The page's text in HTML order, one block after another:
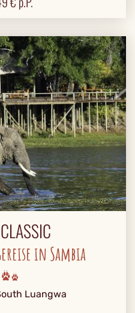
in Sambia
Luangwa